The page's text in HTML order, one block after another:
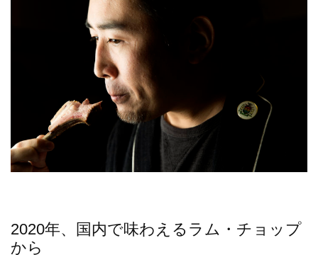
2020年、国内で味わえるラム・チョップ
から